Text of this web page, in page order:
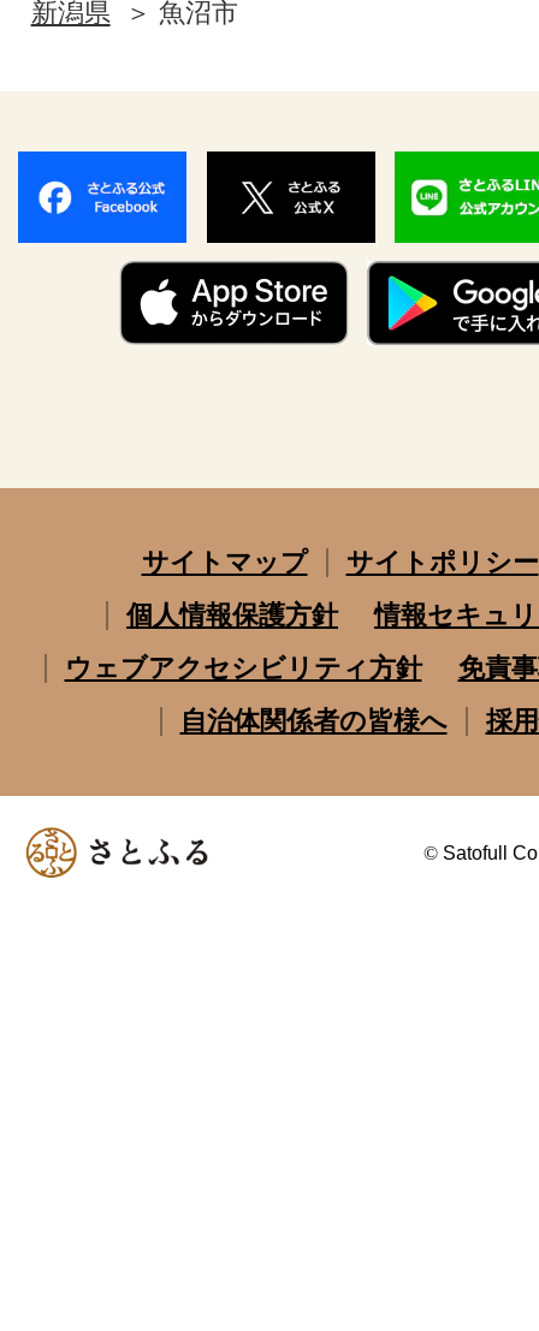
新潟県 魚沼市
サイトマップ
サイトポリシー
個人情報保護方針
情報セキュ
ウェブアクセシビリティ方針
免責
自治体関係者の皆様へ
採
© Satofull